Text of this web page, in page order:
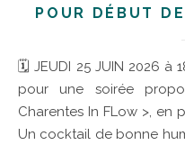
POUR DÉBUT
🗓 JEUDI 25 JUIN 2026 à 18H30, nous nous donnions Rdv
pour une soirée
Charentes In FLow >, en
Un cocktail de bonne